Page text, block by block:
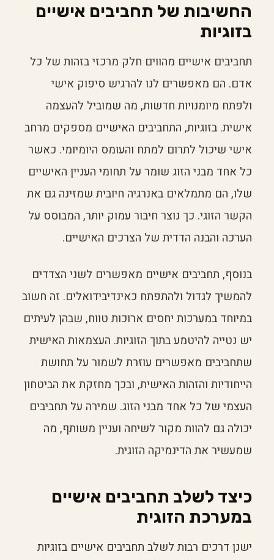
החשיבות של תחביבים אישיים
בזוגיות
תחביבים אישיים מהווים חלק מרכזי בזהות של כל
אדם. הם מאפשרים לנו להרגיש סיפוק אישי
ולפתח מיומנויות חדשות, מה שמוביל להעצמה
אישית. בזוגיות, התחביבים האישיים מספקים מרחב
אישי שיכול לתרום למתח והעומס היומיומי. כאשר
כל אחד מבני הזוג שומר על תחומי העניין האישיים
שלו, הם מתמלאים באנרגיה חיובית שמזינה גם את
הקשר הזוגי. כך נוצר חיבור עמוק יותר, המבוסס על
הערכה והבנה הדדית של הצרכים האישיים.
בנוסף, תחביבים אישיים מאפשרים לשני הצדדים
להמשיך לגדול ולהתפתח כאינדיבידואלים. זה חשוב
במיוחד במערכות יחסים ארוכות טווח, שבהן לעיתים
יש נטייה להיטמע בתוך הזוגיות. העצמאות האישית
שתחביבים מאפשרים עוזרת לשמור על תחושת
הייחודיות והזהות האישית, ובכך מחזקת את הביטחון
העצמי של כל אחד מבני הזוג. שמירה על תחביבים
יכולה גם להוות מקור לשיחה ועניין משותף, מה
שמעשיר את הדינמיקה הזוגית.
כיצד לשלב תחביבים אישיים
במערכת הזוגית
ישנן דרכים רבות לשלב תחביבים אישיים בזוגיות